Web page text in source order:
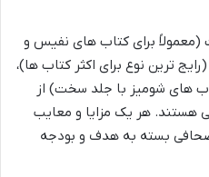
برای کتاب های نفیس و
ترین نوع برای اکثر کتاب ها)،
های شومیز با جلد سخت) از
هستند. هر یک مزایا و معایب
صحافی بسته به هدف و بودجه